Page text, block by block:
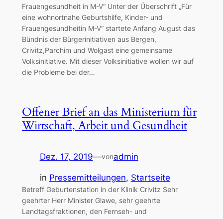
Frauengesundheit in M-V“ Unter der Überschrift „Für
eine wohnortnahe Geburtshilfe, Kinder- und
Frauengesundheitin M-V“ startete Anfang August das
Bündnis der Bürgerinitiativen aus Bergen,
Crivitz,Parchim und Wolgast eine gemeinsame
Volksinitiative. Mit dieser Volksinitiative wollen wir auf
die Probleme bei der…
Offener Brief an das Ministerium für
Wirtschaft, Arbeit und Gesundheit
Dez. 17, 2019—vonadmin
in Pressemitteilungen, Startseite
Betreff Geburtenstation in der Klinik Crivitz Sehr
geehrter Herr Minister Glawe, sehr geehrte
Landtagsfraktionen, den Fernseh- und